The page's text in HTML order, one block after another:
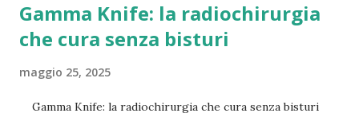
Gamma Knife: la radiochirurgia
che cura senza bisturi
maggio 25, 2025
Gamma Knife: la radiochirurgia che cura senza bisturi